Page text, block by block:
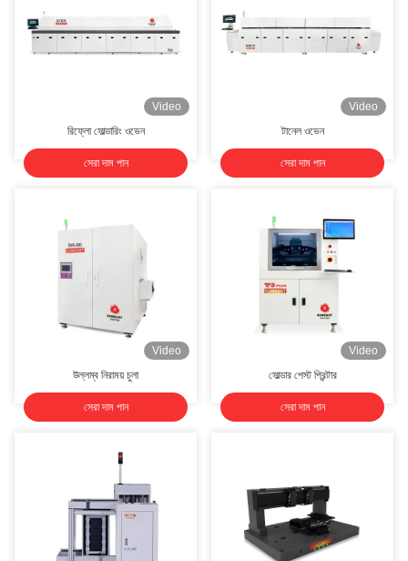
Video
রিফ্লো সোল্ডারিং ওভেন
সেরা দাম পান
Video
টানেল ওভেন
সেরা দাম পান
Video
উল্লম্ব নিরাময় চুলা
সেরা দাম পান
Video
সোল্ডার পেস্ট প্রিন্টার
সেরা দাম পান